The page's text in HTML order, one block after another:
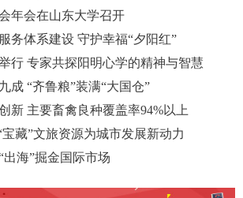
年会在山东大学召开
务体系建设 守护幸福“夕阳红”
行 专家共探阳明心学的精神与智慧
成 “齐鲁粮”装满“大国仓”
新 主要畜禽良种覆盖率94%以上
藏”文旅资源为城市发展新动力
海”掘金国际市场